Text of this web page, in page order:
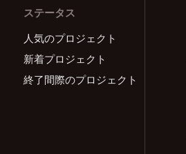
ステータス
人気のプロジェクト
新着プロジェクト
終了間際のプロジェクト